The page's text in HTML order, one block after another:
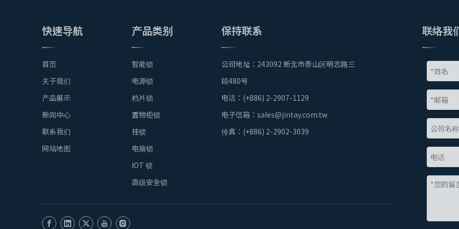
快速导航
首页
关于我们
产品展示
新闻中心
联系我们
网站地图
产品类别
智能锁
电源锁
档片锁
置物柜锁
挂锁
电脑锁
IOT 锁
高级安全锁
保持联系
公司地址：243092 新北市泰山区明志路三
段480号
电话：(+886) 2-2907-1129
电子信箱： sales@jintay.com.tw
传真：(+886) 2-2902-3039
联络我